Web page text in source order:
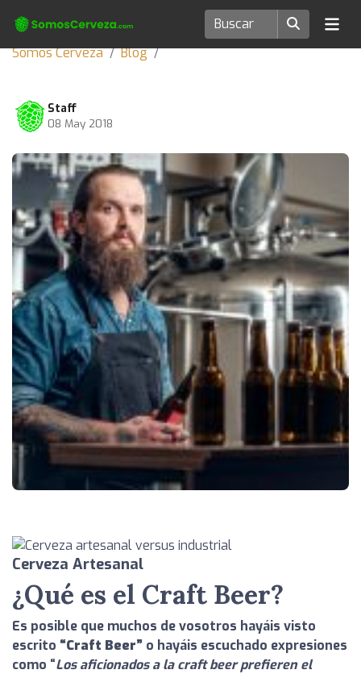
Somos Cerveza Blog
Staff
08 May 2018
Cerveza Artesanal
¿Qué es el Craft Beer?
Es posible que muchos de vosotros hayáis visto
escrito “Craft Beer” o hayáis escuchado expresiones
como “Los aficionados a la craft beer prefieren el